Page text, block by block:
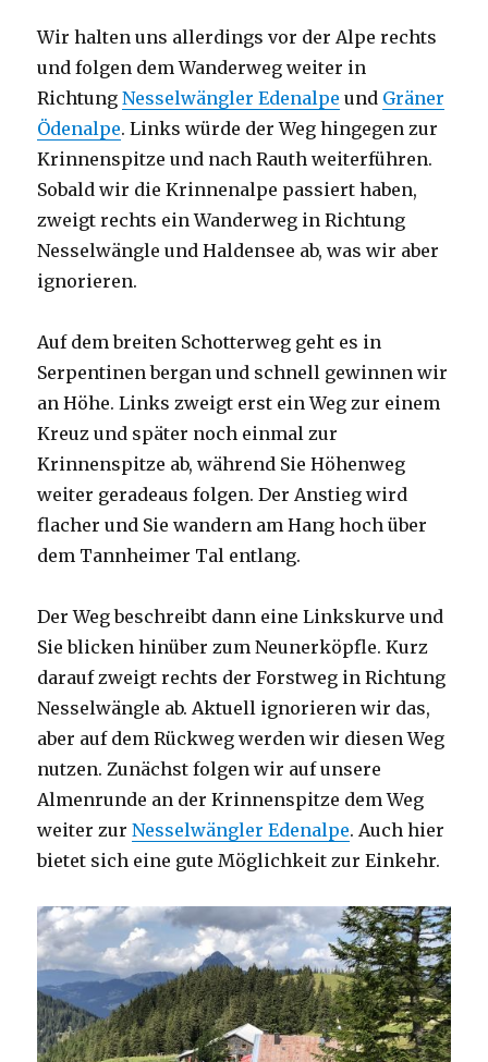
Wir halten uns allerdings vor der Alpe rechts
und folgen dem Wanderweg weiter in
RichtungNesselwängler Edenalpe und Gräner
Ödenalpe. Links würde der Weg hingegen zur
Krinnenspitze und nach Rauth weiterführen.
Sobald wir die Krinnenalpe passiert haben,
zweigt rechts ein Wanderweg in Richtung
Nesselwängle und Haldensee ab, was wir aber
ignorieren.
Auf dem breiten Schotterweg geht es in
Serpentinen bergan und schnell gewinnen wir
an Höhe. Links zweigt erst ein Weg zur einem
Kreuz und später noch einmal zur
Krinnenspitze ab, während Sie Höhenweg
weiter geradeaus folgen. Der Anstieg wird
flacher und Sie wandern am Hang hoch über
dem Tannheimer Tal entlang.
Der Weg beschreibt dann eine Linkskurve und
Sie blicken hinüber zum Neunerköpfle. Kurz
darauf zweigt rechts der Forstweg in Richtung
Nesselwängle ab. Aktuell ignorieren wir das,
aber auf dem Rückweg werden wir diesen Weg
nutzen. Zunächst folgen wir auf unsere
Almenrunde an der Krinnenspitze dem Weg
weiter zurNesselwängler Edenalpe. Auch hier
bietet sich eine gute Möglichkeit zur Einkehr.